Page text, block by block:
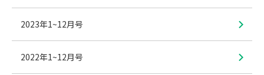
2023年1~12月号
2022年1~12月号